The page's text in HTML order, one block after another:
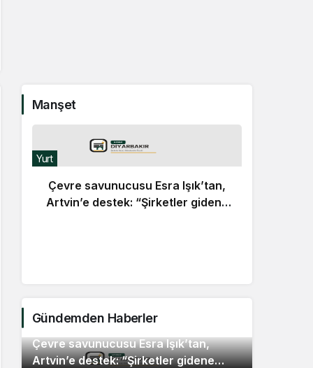
Manşet
Yurt
Çevre savunucusu Esra Işık’tan,
Artvin’e destek: “Şirketler gidene
Gündemden Haberler
Çevre savunucusu Esra Işık’tan,
Artvin’e destek: “Şirketler gidene
2